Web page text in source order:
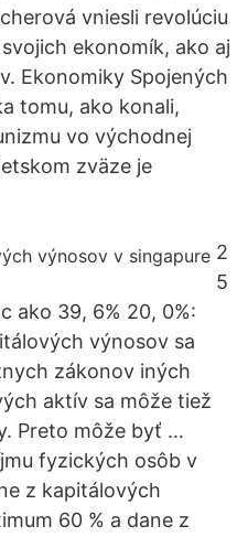
vniesli revolúciu
ekonomík, ako aj
Ekonomiky Spojených
tomu, ako konali,
vo východnej
zväze je
2
5
ako 39, 6% 20, 0%:
výnosov sa
zákonov iných
aktív sa môže tiež
Preto môže byť …
fyzických osôb v
z kapitálových
60 % a dane z